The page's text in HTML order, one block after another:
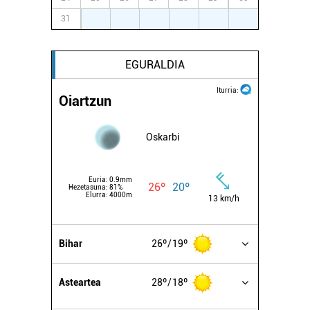
baliatzen gara. Ohar hau onartuz gero, teknologia hori
erabiltzeko baimen esplizitua ematen diguzu.Gehiago
31
EGURALDIA
Iturria:
Oiartzun
Oskarbi
Euria: 0.9mm
Hezetasuna: 81%
Elurra: 4000m
26º 20º
13 km/h
Bihar 26º 19º
Asteartea 28º 18º